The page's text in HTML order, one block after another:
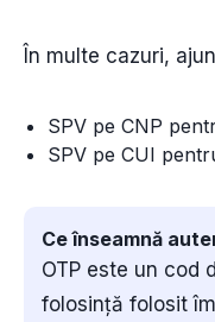
În multe cazuri,
SPV pe CNP
SPV pe CUI
Ce înseamnă
OTP este un cod
folosință folosit